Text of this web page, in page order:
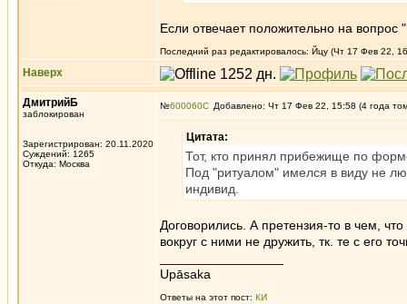
Если отвечает положительно на
Последний раз редактировалось: Йцу (Чт 17 Фев 22,
Наверх
ДмитрийБ
заблокирован
Зарегистрирован: 20.11.2020
Суждений: 1265
Откуда: Москва
№600060 Добавлено: Чт 17 Фев 22, 15:58 (4 года
Цитата:
Тот, кто принял прибежище по
Под "ритуалом" имелся в виду не
индивид.
Договорились. А претензия-то в чем,
вокруг с ними не дружить, тк. те с его
Upāsaka
Ответы на этот пост: КИ